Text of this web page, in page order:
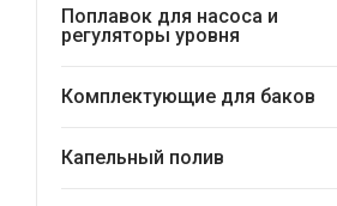
Поплавок для насоса и
регуляторы уровня
Комплектующие для баков
Капельный полив